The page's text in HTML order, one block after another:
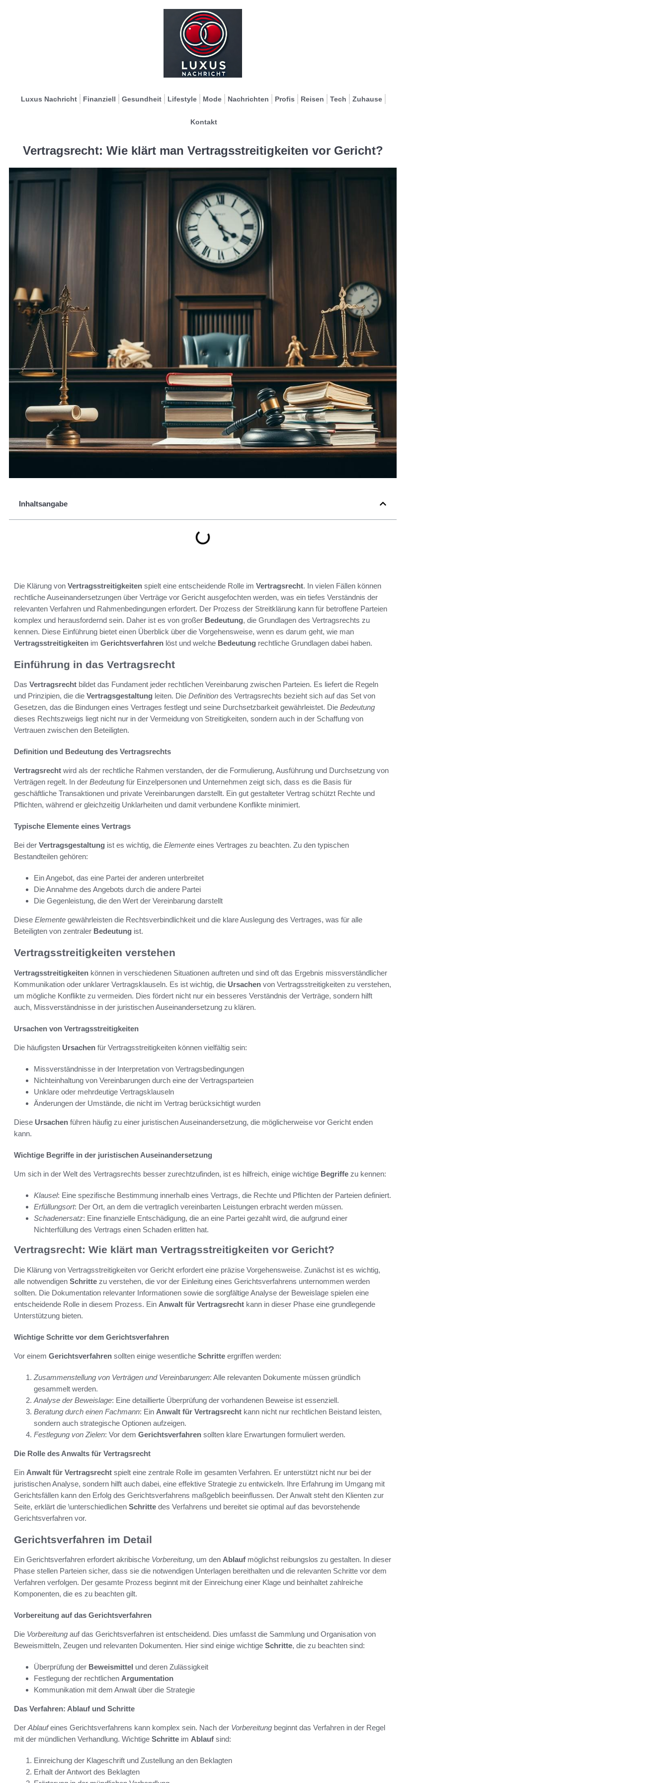
Luxus Nachricht Finanziell Gesundheit Lifestyle Mode Nachrichten Profis Reisen Tech Zuhause
Kontakt
Vertragsrecht: Wie klärt man Vertragsstreitigkeiten vor Gericht?
Inhaltsangabe
Die Klärung von Vertragsstreitigkeiten spielt eine entscheidende Rolle im Vertragsrecht. In vielen Fällen können
rechtliche Auseinandersetzungen über Verträge vor Gericht ausgefochten werden, was ein tiefes Verständnis der
relevanten Verfahren und Rahmenbedingungen erfordert. Der Prozess der Streitklärung kann für betroffene Parteien
komplex und herausfordernd sein. Daher ist es von großer Bedeutung, die Grundlagen des Vertragsrechts zu
kennen. Diese Einführung bietet einen Überblick über die Vorgehensweise, wenn es darum geht, wie man
Vertragsstreitigkeiten im Gerichtsverfahren löst und welche Bedeutung rechtliche Grundlagen dabei haben.
Einführung in das Vertragsrecht
Das Vertragsrecht bildet das Fundament jeder rechtlichen Vereinbarung zwischen Parteien. Es liefert die Regeln
und Prinzipien, die die Vertragsgestaltung leiten. Die Definition des Vertragsrechts bezieht sich auf das Set von
Gesetzen, das die Bindungen eines Vertrages festlegt und seine Durchsetzbarkeit gewährleistet. Die Bedeutung
dieses Rechtszweigs liegt nicht nur in der Vermeidung von Streitigkeiten, sondern auch in der Schaffung von
Vertrauen zwischen den Beteiligten.
Definition und Bedeutung des Vertragsrechts
Vertragsrecht wird als der rechtliche Rahmen verstanden, der die Formulierung, Ausführung und Durchsetzung von
Verträgen regelt. In der Bedeutung für Einzelpersonen und Unternehmen zeigt sich, dass es die Basis für
geschäftliche Transaktionen und private Vereinbarungen darstellt. Ein gut gestalteter Vertrag schützt Rechte und
Pflichten, während er gleichzeitig Unklarheiten und damit verbundene Konflikte minimiert.
Typische Elemente eines Vertrags
Bei der Vertragsgestaltung ist es wichtig, die Elemente eines Vertrages zu beachten. Zu den typischen
Bestandteilen gehören:
Ein Angebot, das eine Partei der anderen unterbreitet
Die Annahme des Angebots durch die andere Partei
Die Gegenleistung, die den Wert der Vereinbarung darstellt
Diese Elemente gewährleisten die Rechtsverbindlichkeit und die klare Auslegung des Vertrages, was für alle
Beteiligten von zentraler Bedeutung ist.
Vertragsstreitigkeiten verstehen
Vertragsstreitigkeiten können in verschiedenen Situationen auftreten und sind oft das Ergebnis missverständlicher
Kommunikation oder unklarer Vertragsklauseln. Es ist wichtig, die Ursachen von Vertragsstreitigkeiten zu verstehen,
um mögliche Konflikte zu vermeiden. Dies fördert nicht nur ein besseres Verständnis der Verträge, sondern hilft
auch, Missverständnisse in der juristischen Auseinandersetzung zu klären.
Ursachen von Vertragsstreitigkeiten
Die häufigsten Ursachen für Vertragsstreitigkeiten können vielfältig sein:
Missverständnisse in der Interpretation von Vertragsbedingungen
Nichteinhaltung von Vereinbarungen durch eine der Vertragsparteien
Unklare oder mehrdeutige Vertragsklauseln
Änderungen der Umstände, die nicht im Vertrag berücksichtigt wurden
Diese Ursachen führen häufig zu einer juristischen Auseinandersetzung, die möglicherweise vor Gericht enden
kann.
Wichtige Begriffe in der juristischen Auseinandersetzung
Um sich in der Welt des Vertragsrechts besser zurechtzufinden, ist es hilfreich, einige wichtige Begriffe zu kennen:
Klausel: Eine spezifische Bestimmung innerhalb eines Vertrags, die Rechte und Pflichten der Parteien definiert.
Erfüllungsort: Der Ort, an dem die vertraglich vereinbarten Leistungen erbracht werden müssen.
Schadenersatz: Eine finanzielle Entschädigung, die an eine Partei gezahlt wird, die aufgrund einer
Nichterfüllung des Vertrags einen Schaden erlitten hat.
Vertragsrecht: Wie klärt man Vertragsstreitigkeiten vor Gericht?
Die Klärung von Vertragsstreitigkeiten vor Gericht erfordert eine präzise Vorgehensweise. Zunächst ist es wichtig,
alle notwendigen Schritte zu verstehen, die vor der Einleitung eines Gerichtsverfahrens unternommen werden
sollten. Die Dokumentation relevanter Informationen sowie die sorgfältige Analyse der Beweislage spielen eine
entscheidende Rolle in diesem Prozess. Ein Anwalt für Vertragsrecht kann in dieser Phase eine grundlegende
Unterstützung bieten.
Wichtige Schritte vor dem Gerichtsverfahren
Vor einem Gerichtsverfahren sollten einige wesentliche Schritte ergriffen werden:
Zusammenstellung von Verträgen und Vereinbarungen: Alle relevanten Dokumente müssen gründlich
gesammelt werden.
Analyse der Beweislage: Eine detaillierte Überprüfung der vorhandenen Beweise ist essenziell.
Beratung durch einen Fachmann: Ein Anwalt für Vertragsrecht kann nicht nur rechtlichen Beistand leisten,
sondern auch strategische Optionen aufzeigen.
Festlegung von Zielen: Vor dem Gerichtsverfahren sollten klare Erwartungen formuliert werden.
Die Rolle des Anwalts für Vertragsrecht
Ein Anwalt für Vertragsrecht spielt eine zentrale Rolle im gesamten Verfahren. Er unterstützt nicht nur bei der
juristischen Analyse, sondern hilft auch dabei, eine effektive Strategie zu entwickeln. Ihre Erfahrung im Umgang mit
Gerichtsfällen kann den Erfolg des Gerichtsverfahrens maßgeblich beeinflussen. Der Anwalt steht den Klienten zur
Seite, erklärt die \unterschiedlichen Schritte des Verfahrens und bereitet sie optimal auf das bevorstehende
Gerichtsverfahren vor.
Gerichtsverfahren im Detail
Ein Gerichtsverfahren erfordert akribische Vorbereitung, um den Ablauf möglichst reibungslos zu gestalten. In dieser
Phase stellen Parteien sicher, dass sie die notwendigen Unterlagen bereithalten und die relevanten Schritte vor dem
Verfahren verfolgen. Der gesamte Prozess beginnt mit der Einreichung einer Klage und beinhaltet zahlreiche
Komponenten, die es zu beachten gilt.
Vorbereitung auf das Gerichtsverfahren
Die Vorbereitung auf das Gerichtsverfahren ist entscheidend. Dies umfasst die Sammlung und Organisation von
Beweismitteln, Zeugen und relevanten Dokumenten. Hier sind einige wichtige Schritte, die zu beachten sind:
Überprüfung der Beweismittel und deren Zulässigkeit
Festlegung der rechtlichen Argumentation
Kommunikation mit dem Anwalt über die Strategie
Das Verfahren: Ablauf und Schritte
Der Ablaufeines Gerichtsverfahrens kann komplex sein. Nach der Vorbereitung beginnt das Verfahren in der Regel
mit der mündlichen Verhandlung. Wichtige Schritte im Ablauf sind:
Einreichung der Klageschrift und Zustellung an den Beklagten
Erhalt der Antwort des Beklagten